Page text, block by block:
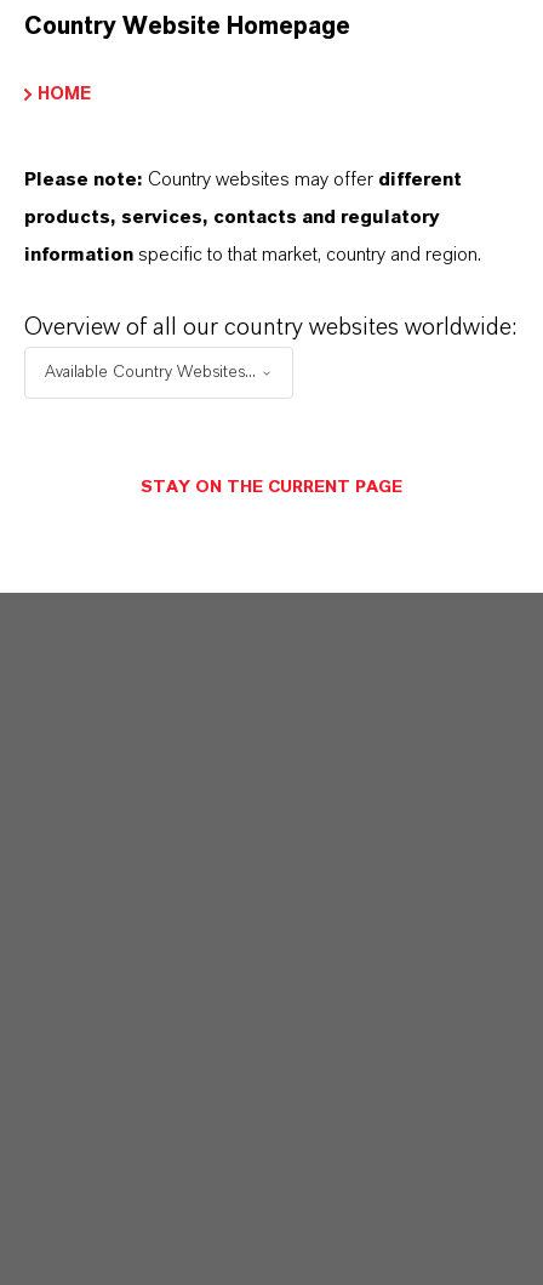
Country Website Homepage
HOME
Please note: Country websites may offer different
products, services, contacts and regulatory
information specific to that market, country and region.
Overview of all our country websites worldwide:
Available Country Websites...
STAY ON THE CURRENT PAGE